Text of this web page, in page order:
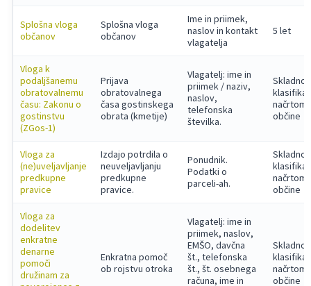
Splošna vloga
občanov
Splošna vloga
občanov
Ime in priimek,
naslov in kontakt
vlagatelja
5 let
Vloga k
podaljšanemu
obratovalnemu
času: Zakonu o
gostinstvu
(ZGos-1)
Prijava
obratovalnega
časa gostinskega
obrata (kmetije)
Vlagatelj: ime in
priimek / naziv,
naslov,
telefonska
številka.
Skladno
načrtom
občine
Vloga za
(ne)uveljavljanje
predkupne
pravice
Izdajo potrdila o
neuveljavljanju
predkupne
pravice.
Ponudnik.
Podatki o
parceli-ah.
Skladno
načrtom
občine
Vloga za
dodelitev
enkratne
denarne
pomoči
družinam za
Enkratna pomoč
ob rojstvu otroka
Vlagatelj: ime in
priimek, naslov,
EMŠO, davčna
št., telefonska
št., št. osebnega
računa, ime in
Skladno
načrtom
občine